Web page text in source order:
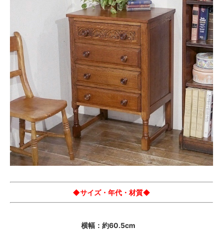
◆サイズ・年代・材質◆
横幅：約60.5cm